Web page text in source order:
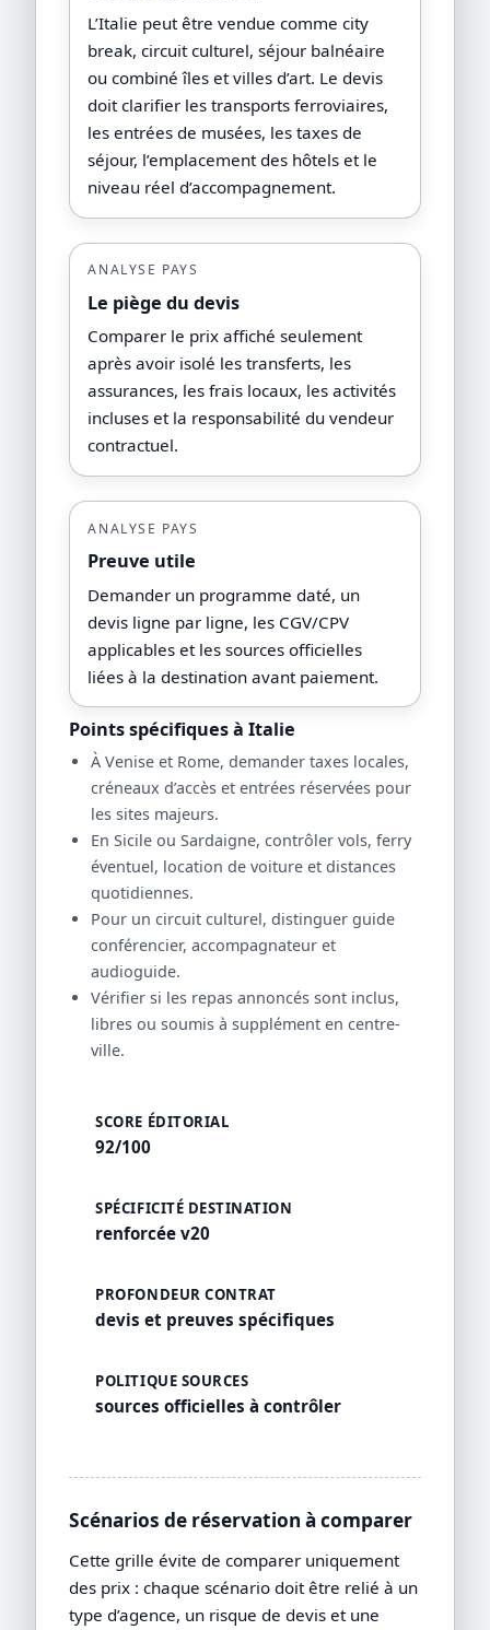
L’Italie peut être vendue comme city
break, circuit culturel, séjour balnéaire
ou combiné îles et villes d’art. Le devis
doit clarifier les transports ferroviaires,
les entrées de musées, les taxes de
séjour, l’emplacement des hôtels et le
niveau réel d’accompagnement.
ANALYSE PAYS
Le piège du devis
Comparer le prix affiché seulement
après avoir isolé les transferts, les
assurances, les frais locaux, les activités
incluses et la responsabilité du vendeur
contractuel.
ANALYSE PAYS
Preuve utile
Demander un programme daté, un
devis ligne par ligne, les CGV/CPV
applicables et les sources officielles
liées à la destination avant paiement.
Points spécifiques à Italie
À Venise et Rome, demander taxes locales,
créneaux d’accès et entrées réservées pour
les sites majeurs.
En Sicile ou Sardaigne, contrôler vols, ferry
éventuel, location de voiture et distances
quotidiennes.
Pour un circuit culturel, distinguer guide
conférencier, accompagnateur et
audioguide.
Vérifier si les repas annoncés sont inclus,
libres ou soumis à supplément en centre-
ville.
SCORE ÉDITORIAL
92/100
SPÉCIFICITÉ DESTINATION
renforcée v20
PROFONDEUR CONTRAT
devis et preuves spécifiques
POLITIQUE SOURCES
sources officielles à contrôler
Scénarios de réservation à comparer
Cette grille évite de comparer uniquement
des prix : chaque scénario doit être relié à un
type d’agence, un risque de devis et une